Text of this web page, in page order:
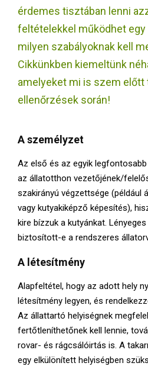
M
N
érdemes tisztában lenni
feltételekkel működhet
milyen szabályoknak kell
Cikkünkben kiemeltünk
amelyeket mi is szem előtt
ellenőrzések során!
A személyzet
Az első és az egyik
az állatotthon vezetőjének/
szakirányú végzettsége (például
vagy kutyakiképző képesítés),
kire bízzuk a kutyánkat.
biztosított-e a rendszeres
A létesítmény
Alapfeltétel, hogy az adott hely
létesítmény legyen, és
Az állattartó helyiségnek
fertőtleníthetőnek kell lennie,
rovar- és rágcsálóirtás is. A
egy elkülönített helyiségben